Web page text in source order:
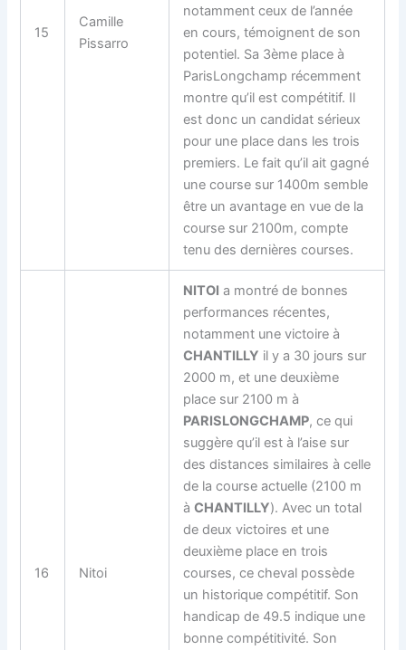
15
Camille
Pissarro
notamment ceux de l’année
en cours, témoignent de son
potentiel. Sa 3ème place à
ParisLongchamp récemment
montre qu’il est compétitif. Il
est donc un candidat sérieux
pour une place dans les trois
premiers. Le fait qu’il ait gagné
une course sur 1400m semble
être un avantage en vue de la
course sur 2100m, compte
tenu des dernières courses.
16 Nitoi
NITOI a montré de bonnes
performances récentes,
notamment une victoire à
CHANTILLY il y a 30 jours sur
2000 m, et une deuxième
place sur 2100 m à
PARISLONGCHAMP, ce qui
suggère qu’il est à l’aise sur
des distances similaires à celle
de la course actuelle (2100 m
àCHANTILLY). Avec un total
de deux victoires et une
deuxième place en trois
courses, ce cheval possède
un historique compétitif. Son
handicap de 49.5 indique une
bonne compétitivité. Son